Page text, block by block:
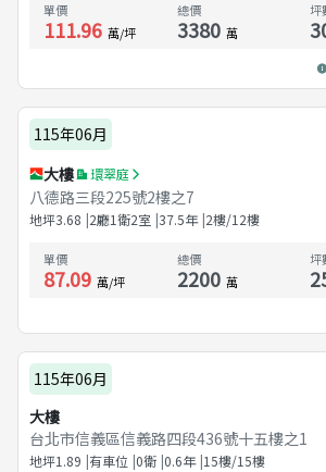
單價
111.96 萬/坪
總價
3380 萬
坪
115年06月
大樓
環翠庭
八德路三段225號2樓之7
地坪3.68 2廳1衛2室 37.5年 2樓/12樓
單價
87.09 萬/坪
總價
2200 萬
坪
115年06月
大樓
台北市信義區信義路四段436號十五樓之1
地坪1.89 有車位 0衛 0.6年 15樓/15樓